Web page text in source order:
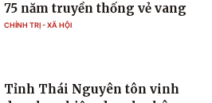
75 năm truyền thống vẻ vang
CHÍNH TRỊ - XÃ HỘI
Tỉnh Thái Nguyên tôn vinh